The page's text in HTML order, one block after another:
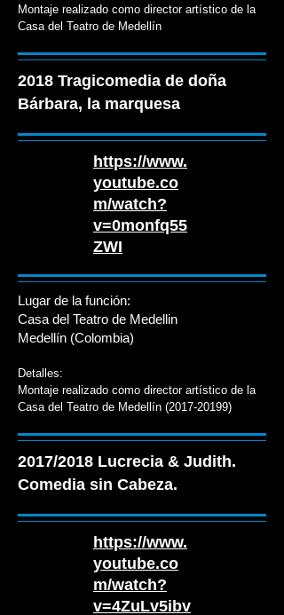
Montaje realizado como director artístico de la
Casa del Teatro de Medellín
2018 Tragicomedia de doña
Bárbara, la marquesa
https://www.
youtube.co
m/watch?
v=0monfq55
ZWI
Lugar de la función:
Casa del Teatro de Medellin
Medellín (Colombia)
Detalles:
Montaje realizado como director artístico de la
Casa del Teatro de Medellín (2017-20199)
2017/2018 Lucrecia & Judith.
Comedia sin Cabeza.
https://www.
youtube.co
m/watch?
v=4ZuLv5ibv